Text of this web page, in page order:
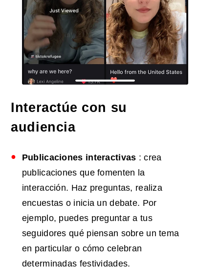
Interactúe con su
audiencia
Publicaciones interactivas : crea
publicaciones que fomenten la
interacción. Haz preguntas, realiza
encuestas o inicia un debate. Por
ejemplo, puedes preguntar a tus
seguidores qué piensan sobre un tema
en particular o cómo celebran
determinadas festividades.